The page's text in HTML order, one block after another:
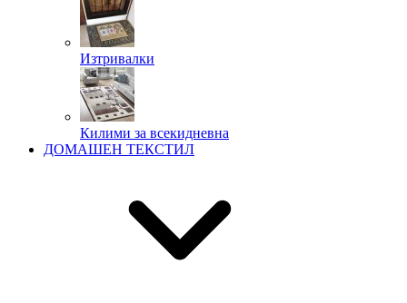
Изтривалки
Килими за всекидневна
ДОМАШЕН ТЕКСТИЛ